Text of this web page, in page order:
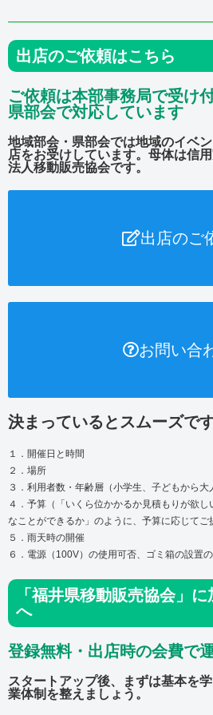
出店のご依頼はこちら
ご依頼は本部事務局で受け
県部会で対応しています
地域部会・県部会では地域のイベ
店をお受けしています。母体は信
法人移動販売協会です。
出店のご
お問い合
決まっているとスムーズで
１．開催日と時間
２．場所
３．利用者数・年齢層（小学生、子どもから大
４．予算（「いくら位かかるか見積もりが欲
なことができるか」のように、予算に応じてご
５．雨天時の開催
６．電源（100V）の使用可否、ゴミ箱の設置
「福井県移動販売協会」
へ
登録無料・出店時の会費で
スタートアップ後、まずは基本を
業体制を整えましょう。